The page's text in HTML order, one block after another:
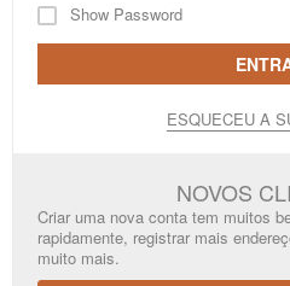
Show Password
ESQUECEU A
NOVOS
Criar uma nova conta tem muitos
rapidamente, registrar mais
muito mais.